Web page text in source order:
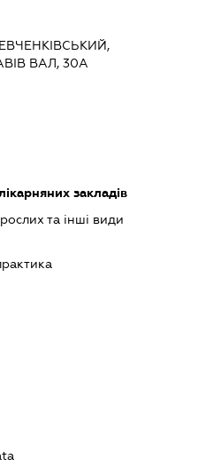
ВАЛ, 30А
закладів
та інші види